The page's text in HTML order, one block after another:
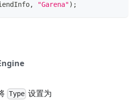
, "Garena") ;
Type设置为